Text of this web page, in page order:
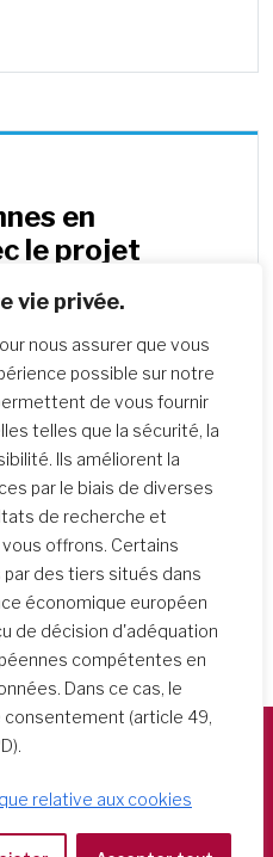
vie privée.
nous assurer que vous
possible sur notre
de vous fournir
telles que la sécurité, la
Ils améliorent la
par le biais de diverses
de recherche et
offrons. Certains
des tiers situés dans
économique européen
de décision d'adéquation
compétentes en
Dans ce cas, le
(article 49,
relative aux cookies
en
le projet
rscj et son travail
16 - 00152 Roma